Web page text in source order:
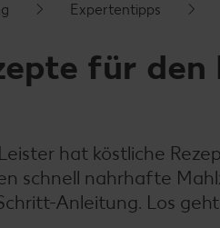
Expertentipps
für den
hat köstliche
schnell nahrhafte
Anleitung. Los